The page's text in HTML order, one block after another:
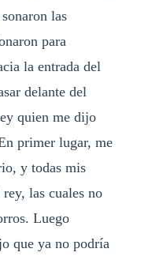
las
para
la entrada del
delante del
quien me dijo
primer lugar, me
y todas mis
las cuales no
Luego
que ya no podría